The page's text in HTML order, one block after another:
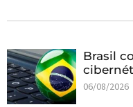
Brasil
06/08/2026